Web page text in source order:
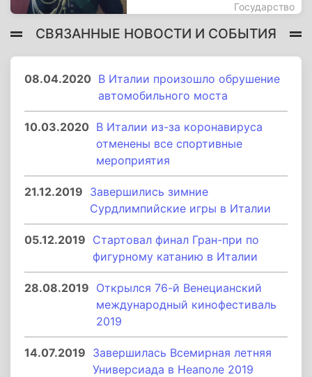
Государство
СВЯЗАННЫЕ НОВОСТИ И СОБЫТИЯ
08.04.2020 В Италии произошло обрушение
автомобильного моста
10.03.2020 В Италии из-за коронавируса
отменены все спортивные
мероприятия
21.12.2019 Завершились зимние
Сурдлимпийские игры в Италии
05.12.2019 Стартовал финал Гран-при по
фигурному катанию в Италии
28.08.2019 Открылся 76-й Венецианский
международный кинофестиваль
2019
14.07.2019 Завершилась Всемирная летняя
Универсиада в Неаполе 2019